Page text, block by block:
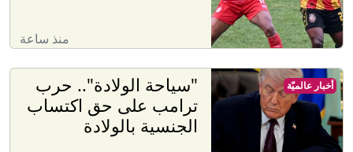
منذ ساعة
"سياحة الولادة".. حرب
ترامب على حق اكتساب
الجنسية بالولادة
أخبار عالميّة